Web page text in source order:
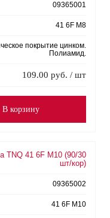
09365001
41 6F M8
покрытие цинком.
Полиамид.
109.00 руб. / шт
В корзину
TNQ 41 6F M10 (90/30
шт/кор)
09365002
41 6F M10